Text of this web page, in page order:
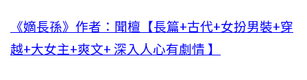
《嫡長孫》作者：聞檀【長篇+古代+女扮男裝+穿
越+大女主+爽文+ 深入人心有劇情 】